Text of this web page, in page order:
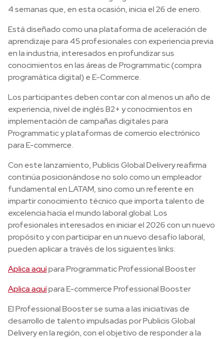
4 semanas que, en esta ocasión, inicia el 26 de enero.
Está diseñado como una plataforma de aceleración de
aprendizaje para 45 profesionales con experiencia previa
en la industria, interesados en profundizar sus
conocimientos en las áreas de Programmatic (compra
programática digital) e E-Commerce.
Los participantes deben contar con al menos un año de
experiencia, nivel de inglés B2+ y conocimientos en
implementación de campañas digitales para
Programmatic y plataformas de comercio electrónico
para E-commerce.
Con este lanzamiento, Publicis Global Delivery reafirma
continúa posicionándose no solo como un empleador
fundamental en LATAM, sino como un referente en
impartir conocimiento técnico que importa talento de
excelencia hacía el mundo laboral global. Los
profesionales interesados en iniciar el 2026 con un nuevo
propósito y con participar en un nuevo desafío laboral,
pueden aplicar a través de los siguientes links:
Aplica aquípara Programmatic Professional Booster
Aplica aquípara E-commerce Professional Booster
El Professional Booster se suma a las iniciativas de
desarrollo de talento impulsadas por Publicis Global
Delivery en la región, con el objetivo de responder a la